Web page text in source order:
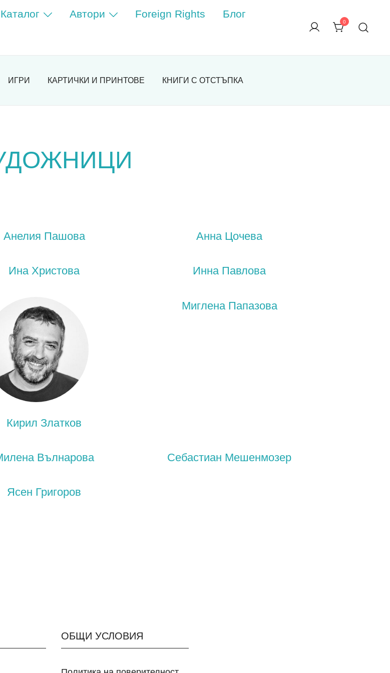
Каталог Автори Foreign Rights Блог
0
ИГРИ КАРТИЧКИ И ПРИНТОВЕ КНИГИ С ОТСТЪПКА
Анелия Пашова Анна Цочева
Ина Христова Инна Павлова
Кирил Златков
Миглена Папазова
Вълнарова Себастиан Мешенмозер
Ясен Григоров
ОБЩИ УСЛОВИЯ